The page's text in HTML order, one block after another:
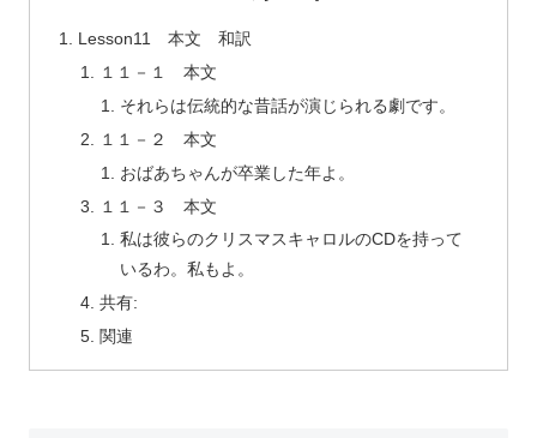
Lesson11 本文 和訳
１１－１ 本文
それらは伝統的な昔話が演じられる劇です。
１１－２ 本文
おばあちゃんが卒業した年よ。
１１－３ 本文
私は彼らのクリスマスキャロルのCDを持って
いるわ。私もよ。
共有:
関連